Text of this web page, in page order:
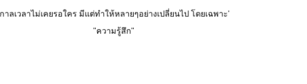
าลเวลาไม่เคยรอใคร มีแต่ทำให้หลายๆอย่างเปลี่ยนไป โดยเฉพาะ'
"ความรู้สึก"